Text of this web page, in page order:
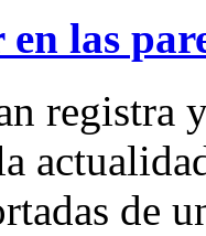
las
registra
de